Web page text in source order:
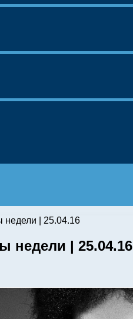
| 25.04.16
недели | 25.04.16